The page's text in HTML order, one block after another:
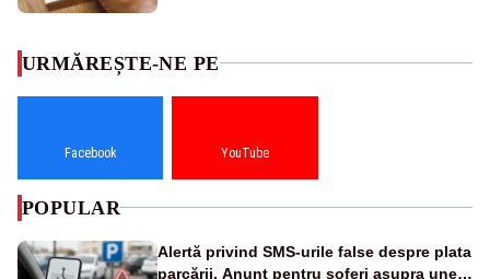
URMĂREȘTE-NE PE
Facebook YouTube
POPULAR
Alertă privind SMS-urile false despre plata
parcării. Anunț pentru șoferi asupra unei